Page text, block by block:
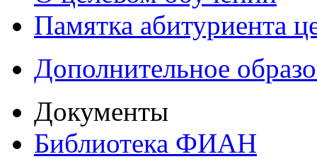
Памятка абитуриента
Дополнительное
Документы
Библиотека ФИАН